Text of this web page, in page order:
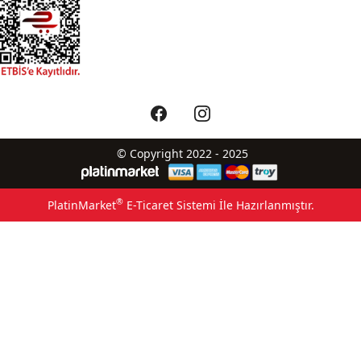
© Copyright 2022 - 2025
PlatinMarket®E-Ticaret Sistemi İle Hazırlanmıştır.